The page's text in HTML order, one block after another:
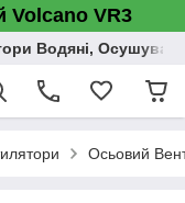
Volcano VR3
Водяні, Осушувач
Осьовий